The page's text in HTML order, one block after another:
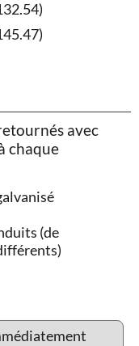
)
)
avec
chaque
(de